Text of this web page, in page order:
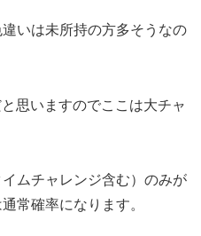
いは未所持の方多そうなの
思いますのでここは大チャ
ムチャレンジ含む）のみが
常確率になります。